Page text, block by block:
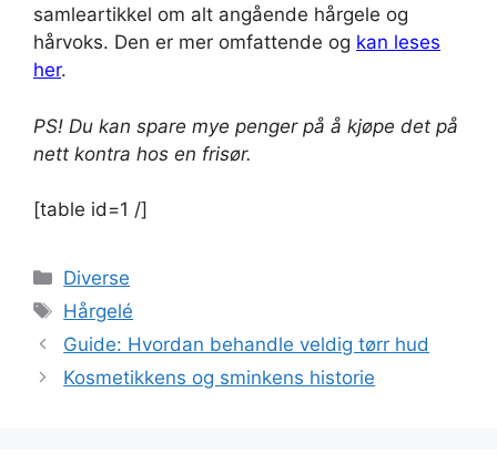
samleartikkel om alt angående hårgele og
hårvoks. Den er mer omfattende og kan leses
her.
PS! Du kan spare mye penger på å kjøpe det på
nett kontra hos en frisør.
[table id=1 /]
Kategorier
Diverse
Stikkord
Hårgelé
Guide: Hvordan behandle veldig tørr hud
Kosmetikkens og sminkens historie